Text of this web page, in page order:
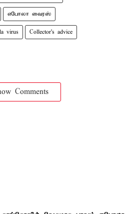
எபோலா வைரஸ்
virus Collector's advice
Comments